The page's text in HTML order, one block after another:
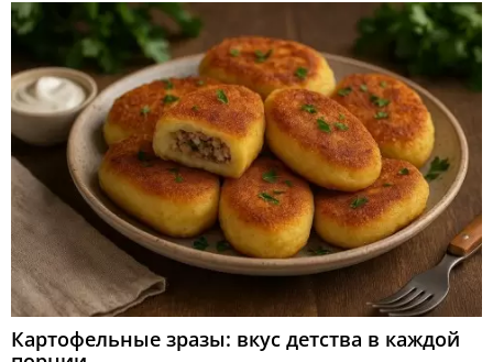
Картофельные зразы: вкус детства в каждой